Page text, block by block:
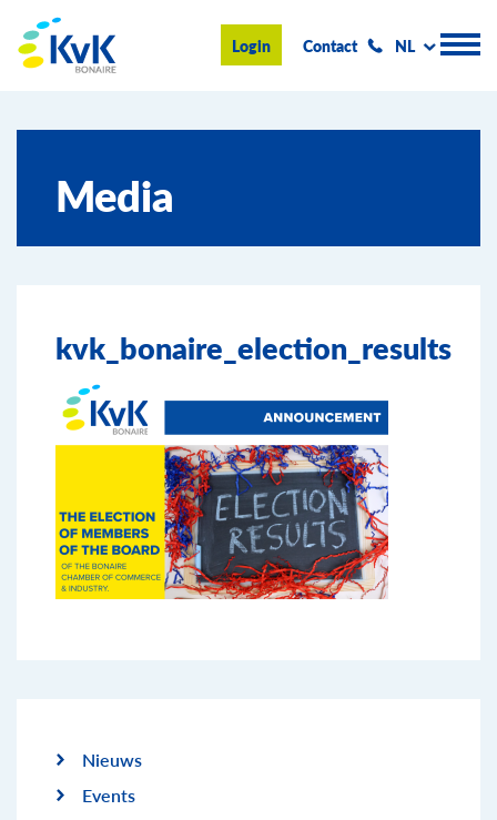
KvK Bonaire
Login Contact NL
Advies en informatie
Ondernemen op Bonaire
Nieuws & Events
Media
kvk_bonaire_election_results
Nieuws
Events